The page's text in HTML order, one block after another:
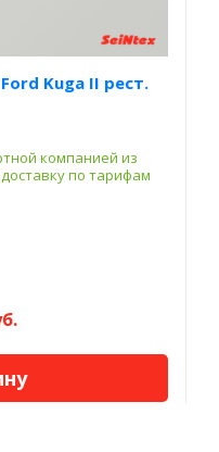
Kuga II рест.
компанией из
по тарифам